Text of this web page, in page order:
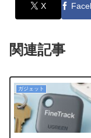
X
関連記事
ガジェット